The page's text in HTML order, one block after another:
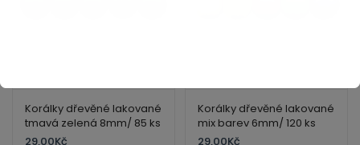
Korálky dřevěné lakované
tmavá zelená 8mm/ 85 ks
29,00Kč
Korálky dřevěné lakované
mix barev 6mm/ 120 ks
29,00Kč